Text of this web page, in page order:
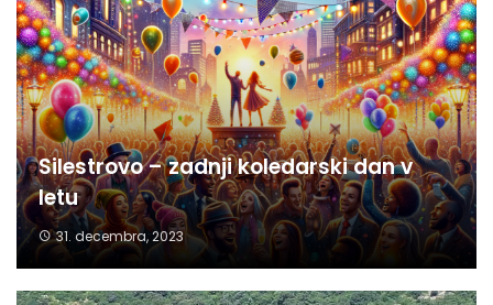
Silestrovo – zadnji koledarski dan v
letu
31. decembra, 2023